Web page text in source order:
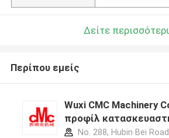
Δείτε
Περίπου εμείς
Wuxi CMC Machinery
προφίλ
No. 288, Hubin Bei